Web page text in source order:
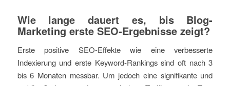
Wie lange dauert es, bis Blog-
Marketing erste SEO-Ergebnisse zeigt?
Erste positive SEO-Effekte wie eine verbesserte
Indexierung und erste Keyword-Rankings sind oft nach 3
bis 6 Monaten messbar. Um jedoch eine signifikante und